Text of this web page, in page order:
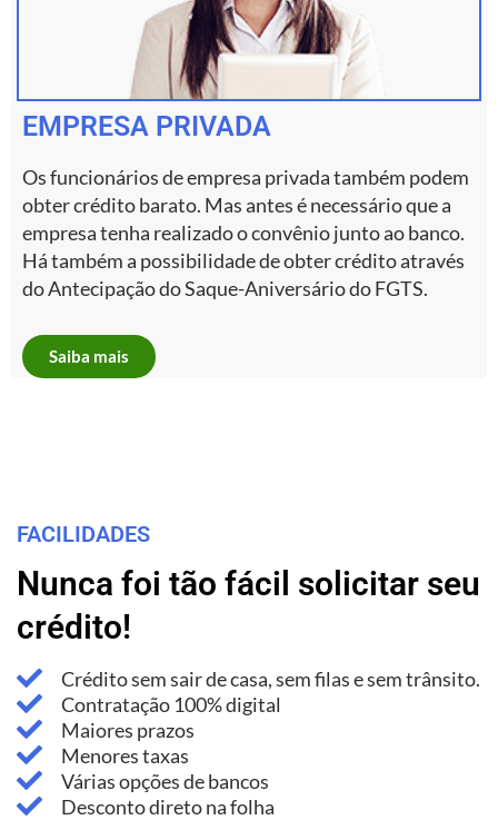
EMPRESA PRIVADA
Os funcionários de empresa privada também podem
obter crédito barato. Mas antes é necessário que a
empresa tenha realizado o convênio junto ao banco.
Há também a possibilidade de obter crédito através
do Antecipação do Saque-Aniversário do FGTS.
Saiba mais
FACILIDADES
Nunca foi tão fácil solicitar seu
crédito!
Crédito sem sair de casa, sem filas e sem trânsito.
Contratação 100% digital
Maiores prazos
Menores taxas
Várias opções de bancos
Desconto direto na folha